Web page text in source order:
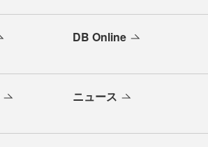
DB Online
ニュース